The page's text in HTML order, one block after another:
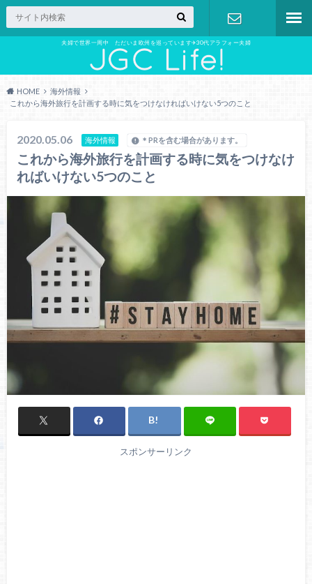
夫婦で世界一周中 ただいま欧州を巡っています✈︎30代アラフォー夫婦
お問い合わ
HOME
海外情報
これから海外旅行を計画する時に気をつけなければいけない5つのこと
2020.05.06 海外情報 ＊PRを含む場合があります。
これから海外旅行を計画する時に気をつけなけ
ればいけない5つのこと
スポンサーリンク